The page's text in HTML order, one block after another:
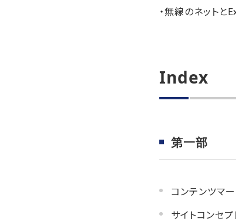
・無線のネットと
Index
第一部
コンテンツマ
サイトコンセ